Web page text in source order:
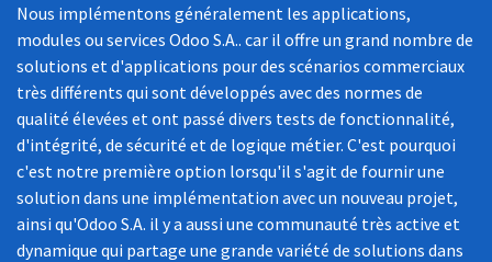
Nous implémentons généralement les applications,
modules ou services Odoo S.A.. car il offre un grand nombre de
solutions et d'applications pour des scénarios commerciaux
très différents qui sont développés avec des normes de
qualité élevées et ont passé divers tests de fonctionnalité,
d'intégrité, de sécurité et de logique métier. C'est pourquoi
c'est notre première option lorsqu'il s'agit de fournir une
solution dans une implémentation avec un nouveau projet,
ainsi qu'Odoo S.A. il y a aussi une communauté très active et
dynamique qui partage une grande variété de solutions dans